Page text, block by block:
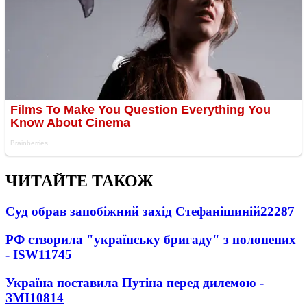
ЧИТАЙТЕ ТАКОЖ
Суд обрав запобіжний захід Стефанішиній22287
РФ створила "українську бригаду" з полонених
- ISW11745
Україна поставила Путіна перед дилемою -
ЗМІ10814